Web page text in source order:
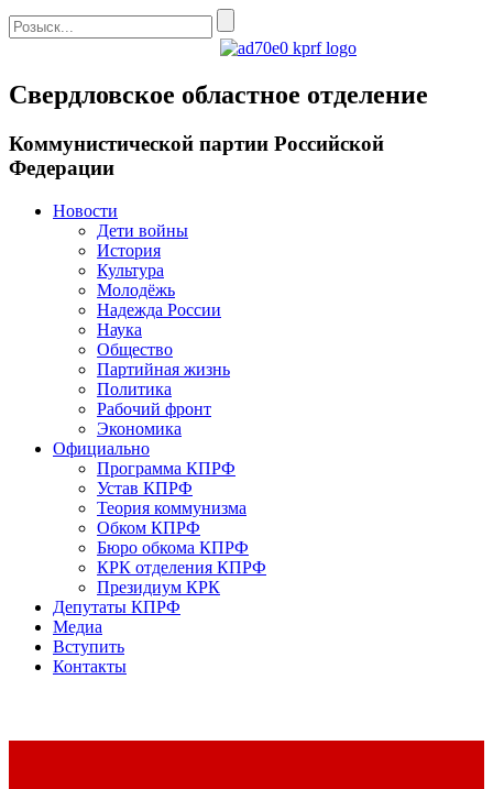
Свердловское областное отделение
Коммунистической партии Российской
Федерации
Новости
Дети войны
История
Культура
Молодёжь
Надежда России
Наука
Общество
Партийная жизнь
Политика
Рабочий фронт
Экономика
Официально
Программа КПРФ
Устав КПРФ
Теория коммунизма
Обком КПРФ
Бюро обкома КПРФ
КРК отделения КПРФ
Президиум КРК
Депутаты КПРФ
Медиа
Вступить
Контакты